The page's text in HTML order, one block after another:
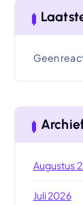
Geen
Augustus
Juli 2026